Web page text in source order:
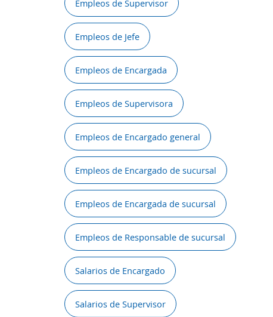
Empleos de Supervisor
Empleos de Jefe
Empleos de Encargada
Empleos de Supervisora
Empleos de Encargado general
Empleos de Encargado de sucursal
Empleos de Encargada de sucursal
Empleos de Responsable de sucursal
Salarios de Encargado
Salarios de Supervisor